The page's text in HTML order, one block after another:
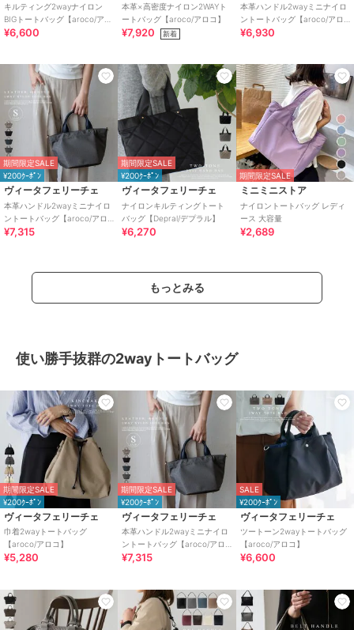
キルティング2wayナイロン
BIGトートバッグ【aroco/アロ
コ】
¥6,600
本革×高密度ナイロン2WAYト
ートバッグ【aroco/アロコ】
¥7,920 新着
本革ハンドル2wayミニナイロ
ントートバッグ【aroco/アロ
コ】
¥6,930
期間限定SALE
¥200ｸｰﾎﾟﾝ
ヴィータフェリーチェ
本革ハンドル2wayミニナイロ
ントートバッグ【aroco/アロ
コ】
¥7,315
期間限定SALE
¥200ｸｰﾎﾟﾝ
ヴィータフェリーチェ
ナイロンキルティングトート
バッグ【Depral/デプラル】
¥6,270
期間限定SALE
ミニミニストア
ナイロントートバッグ レディ
ース 大容量
¥2,689
もっとみる
使い勝手抜群の2wayトートバッグ
期間限定SALE
¥200ｸｰﾎﾟﾝ
ヴィータフェリーチェ
巾着2wayトートバッグ
【aroco/アロコ】
¥5,280
期間限定SALE
¥200ｸｰﾎﾟﾝ
ヴィータフェリーチェ
本革ハンドル2wayミニナイロ
ントートバッグ【aroco/アロ
コ】
¥7,315
SALE
¥200ｸｰﾎﾟﾝ
ヴィータフェリーチェ
ツートーン2wayトートバッグ
【aroco/アロコ】
¥6,600